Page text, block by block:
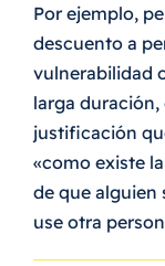
Por ejemplo,
descuento a
vulnerabilidad
larga
justificación
«como existe
de que alguien
use otra